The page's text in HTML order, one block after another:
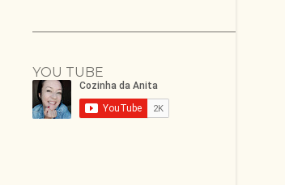
YOU TUBE